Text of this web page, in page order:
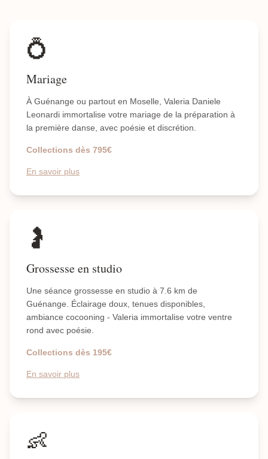
💍
Mariage
À Guénange ou partout en Moselle, Valeria Daniele
Leonardi immortalise votre mariage de la préparation à
la première danse, avec poésie et discrétion.
Collections dès 795€
En savoir plus
🤰
Grossesse en studio
Une séance grossesse en studio à 7.6 km de
Guénange. Éclairage doux, tenues disponibles,
ambiance cocooning - Valeria immortalise votre ventre
rond avec poésie.
Collections dès 195€
En savoir plus
👶